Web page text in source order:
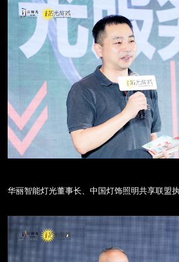
华丽智能灯光董事长、中国灯饰照明共享联盟